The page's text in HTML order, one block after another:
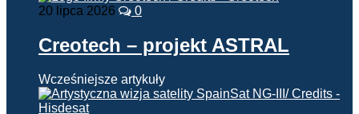
20 lipca 2026 0
Creotech – projekt ASTRAL
Wcześniejsze artykuły